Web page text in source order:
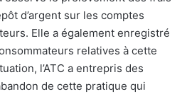
d’argent sur les comptes
Elle a également enregistré
relatives à cette
l’ATC a entrepris des
de cette pratique qui